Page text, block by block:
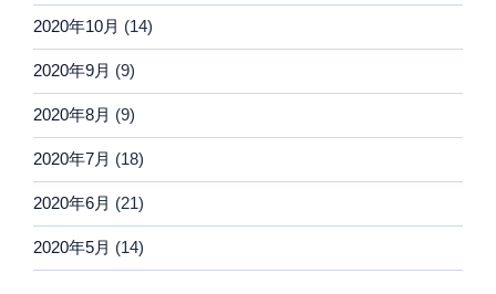
2020年10月 (14)
2020年9月 (9)
2020年8月 (9)
2020年7月 (18)
2020年6月 (21)
2020年5月 (14)